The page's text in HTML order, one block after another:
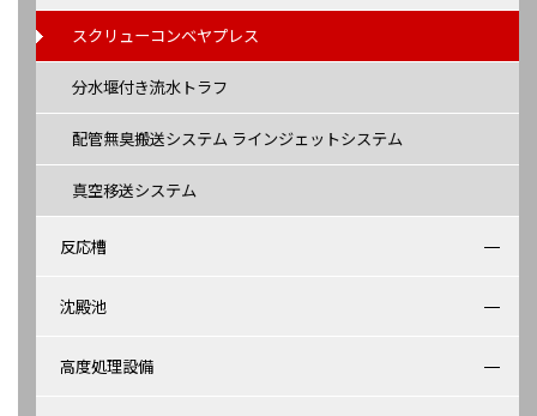
スクリューコンベヤプレス
分水堰付き流水トラフ
配管無臭搬送システム ラインジェットシステム
真空移送システム
反応槽
沈殿池
高度処理設備